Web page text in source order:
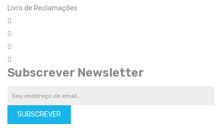
Livro de Reclamações
Subscrever Newsletter
SUBSCREVER